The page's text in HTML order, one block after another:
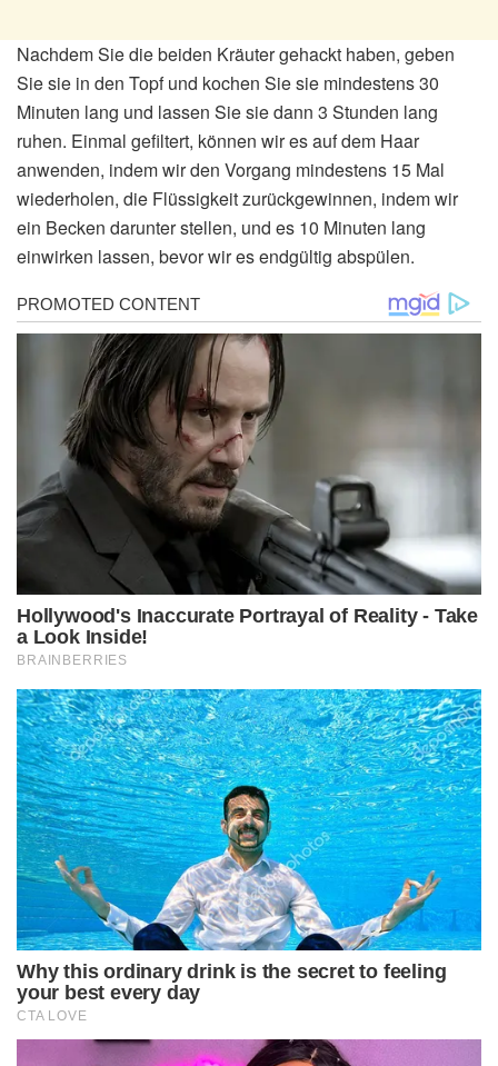
Nachdem Sie die beiden Kräuter gehackt haben, geben
Sie sie in den Topf und kochen Sie sie mindestens 30
Minuten lang und lassen Sie sie dann 3 Stunden lang
ruhen. Einmal gefiltert, können wir es auf dem Haar
anwenden, indem wir den Vorgang mindestens 15 Mal
wiederholen, die Flüssigkeit zurückgewinnen, indem wir
ein Becken darunter stellen, und es 10 Minuten lang
einwirken lassen, bevor wir es endgültig abspülen.